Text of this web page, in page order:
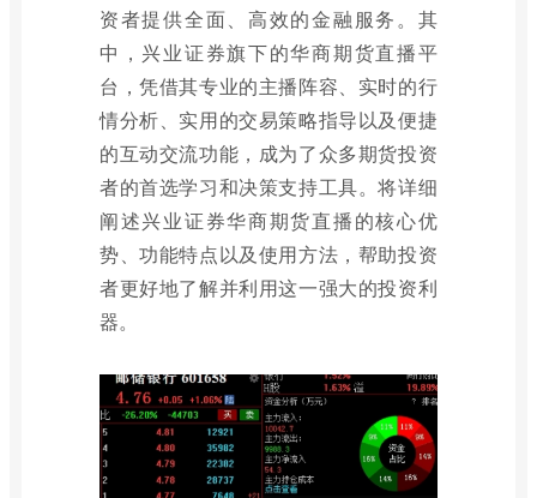
资者提供全面、高效的金融服务。其
中，兴业证券旗下的华商期货直播平
台，凭借其专业的主播阵容、实时的行
情分析、实用的交易策略指导以及便捷
的互动交流功能，成为了众多期货投资
者的首选学习和决策支持工具。将详细
阐述兴业证券华商期货直播的核心优
势、功能特点以及使用方法，帮助投资
者更好地了解并利用这一强大的投资利
器。